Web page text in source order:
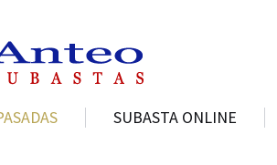
SUBASTA ONLINE